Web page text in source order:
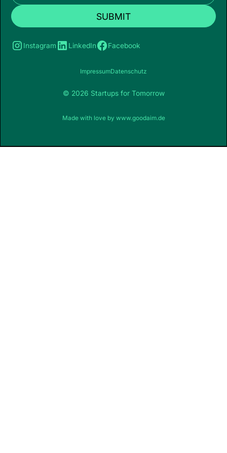
Instagram LinkedIn Facebook
© 2026 Startups for Tomorrow
ImpressumDatenschutz
Made with love by www.goodaim.de